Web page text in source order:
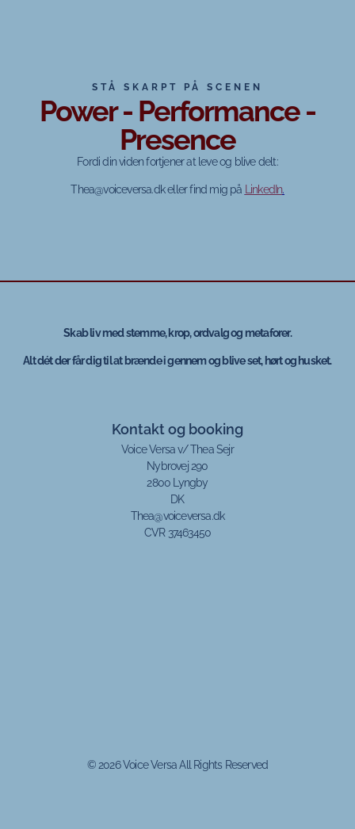
STÅ SKARPT PÅ SCENEN
Power - Performance -
Presence
Fordi din viden fortjener at leve og blive delt:
Thea@voiceversa.dk eller find mig på LinkedIn.
Skab liv med stemme, krop, ordvalg og metaforer.
Alt dét der får dig til at brænde i gennem og blive set, hørt og husket.
Kontakt og booking
Voice Versa v/ Thea Sejr
Nybrovej 290
2800 Lyngby
DK
Thea@voiceversa.dk
CVR 37463450
© 2026 Voice Versa All Rights Reserved